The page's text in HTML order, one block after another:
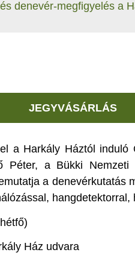
denevér-megfigyelés a
JEGYVÁSÁRLÁS
a Harkály Háztól induló
Péter, a Bükki Nemzeti
a denevérkutatás
hangdetektorral,
Ház udvara